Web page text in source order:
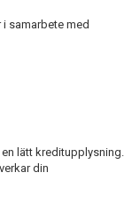
samarbete med
lätt kreditupplysning.
din